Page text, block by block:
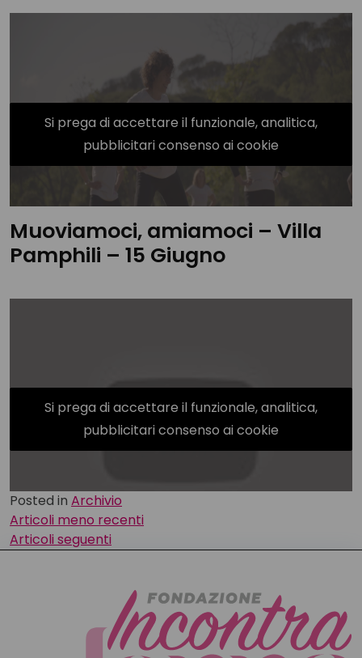
Si prega di accettare il funzionale, analitica,
pubblicitari consenso ai cookie
Muoviamoci, amiamoci – Villa
Pamphili – 15 Giugno
Si prega di accettare il funzionale, analitica,
pubblicitari consenso ai cookie
Posted in Archivio
Navigazione
articoli
Articoli meno recenti
Articoli seguenti